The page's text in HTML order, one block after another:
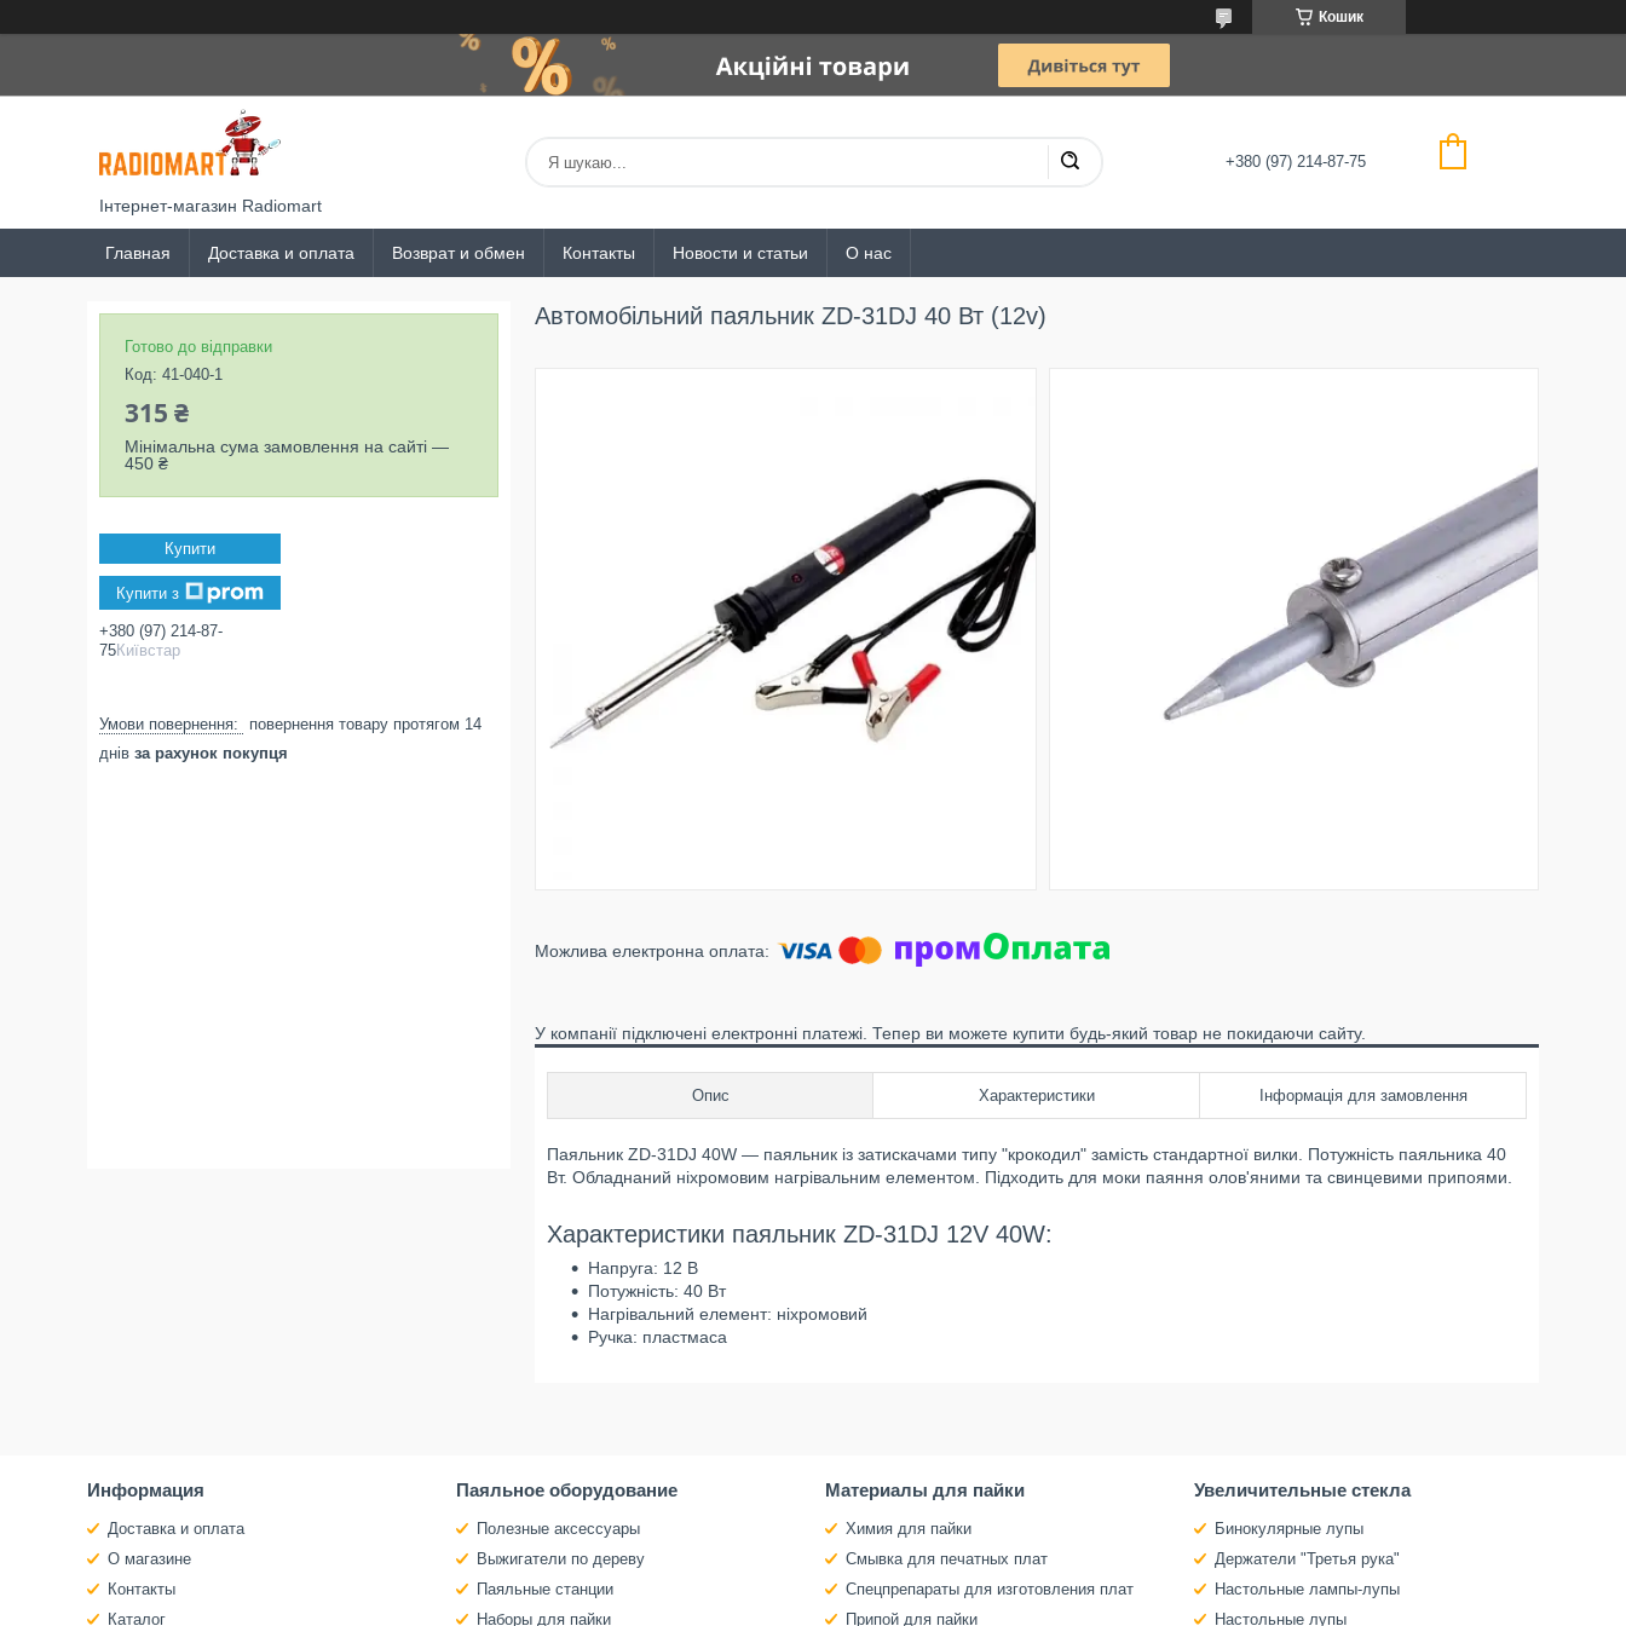
Кошик
Інтернет-магазин Radiomart
+380 (97) 214-87-75
Главная Доставка и оплата Возврат и обмен Контакты Новости и статьи О нас
Автомобільний паяльник ZD-31DJ 40 Вт (12v)
У компанії підключені електронні платежі. Тепер ви можете купити будь-який товар не покидаючи сайту.
Опис Характеристики Інформація для замовлення
Паяльник ZD-31DJ 40W — паяльник із затискачами типу "крокодил" замість стандартної вилки. Потужність паяльника 40
Вт. Обладнаний ніхромовим нагрівальним елементом. Підходить для моки паяння олов'яними та свинцевими припоями.
Характеристики паяльник ZD-31DJ 12V 40W:
Напруга: 12 В
Потужність: 40 Вт
Нагрівальний елемент: ніхромовий
Ручка: пластмаса
Готово до відправки
Код: 41-040-1
315 ₴
Мінімальна сума замовлення на сайті —
450 ₴
Купити
Купити з
+380 (97) 214-87-
75Київстар
повернення товару протягом 14
днів за рахунок покупця
Информация
Доставка и оплата
О магазине
Контакты
Каталог
Паяльное оборудование
Полезные аксессуары
Выжигатели по дереву
Паяльные станции
Наборы для пайки
Материалы для пайки
Химия для пайки
Смывка для печатных плат
Спецпрепараты для изготовления плат
Припой для пайки
Увеличительные стекла
Бинокулярные лупы
Держатели "Третья рука"
Настольные лампы-лупы
Настольные лупы